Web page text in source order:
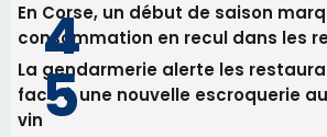
Inscrivez-vous à la newsletter de CNI
email les infos les plus importantes
nos meilleurs articles